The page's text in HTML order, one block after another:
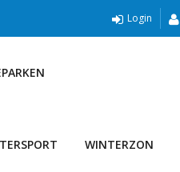
Login
WINTERZON